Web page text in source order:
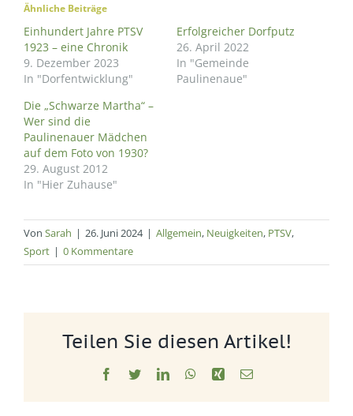
Ähnliche Beiträge
Einhundert Jahre PTSV
1923 – eine Chronik
9. Dezember 2023
In "Dorfentwicklung"
Erfolgreicher Dorfputz
26. April 2022
In "Gemeinde
Paulinenaue"
Die „Schwarze Martha“ –
Wer sind die
Paulinenauer Mädchen
auf dem Foto von 1930?
29. August 2012
In "Hier Zuhause"
Von Sarah | 26. Juni 2024 | Allgemein, Neuigkeiten, PTSV,
Sport | 0 Kommentare
Teilen Sie diesen Artikel!
Facebook
TwitterLinkedInWhatsApp
Xing E-